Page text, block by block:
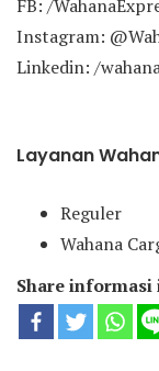
FB: /
Instagram:
Linkedin: /
Layanan
Reguler
Wahana
Share informasi